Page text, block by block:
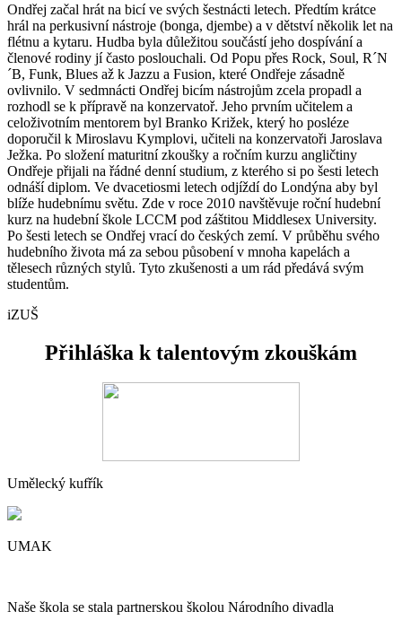
Ondřej začal hrát na bicí ve svých šestnácti letech. Předtím krátce
hrál na perkusivní nástroje (bonga, djembe) a v dětství několik let na
flétnu a kytaru. Hudba byla důležitou součástí jeho dospívání a
členové rodiny jí často poslouchali. Od Popu přes Rock, Soul, R´N
´B, Funk, Blues až k Jazzu a Fusion, které Ondřeje zásadně
ovlivnilo. V sedmnácti Ondřej bicím nástrojům zcela propadl a
rozhodl se k přípravě na konzervatoř. Jeho prvním učitelem a
celoživotním mentorem byl Branko Križek, který ho posléze
doporučil k Miroslavu Kymplovi, učiteli na konzervatoři Jaroslava
Ježka. Po složení maturitní zkoušky a ročním kurzu angličtiny
Ondřeje přijali na řádné denní studium, z kterého si po šesti letech
odnáší diplom. Ve dvacetiosmi letech odjíždí do Londýna aby byl
blíže hudebnímu světu. Zde v roce 2010 navštěvuje roční hudební
kurz na hudební škole LCCM pod záštitou Middlesex University.
Po šesti letech se Ondřej vrací do českých zemí. V průběhu svého
hudebního života má za sebou působení v mnoha kapelách a
tělesech různých stylů. Tyto zkušenosti a um rád předává svým
studentům.
iZUŠ
Přihláška k talentovým zkouškám
Umělecký kufřík
UMAK
Naše škola se stala partnerskou školou Národního divadla